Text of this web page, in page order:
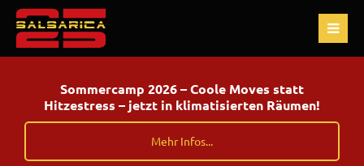
Sommercamp 2026 – Coole Moves statt
Hitzestress – jetzt in klimatisierten Räumen!
Mehr Infos...